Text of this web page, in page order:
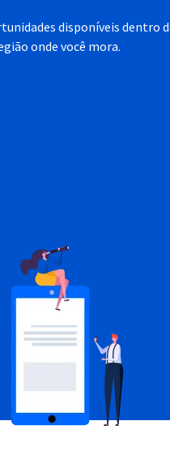
disponíveis dentro
onde você mora.